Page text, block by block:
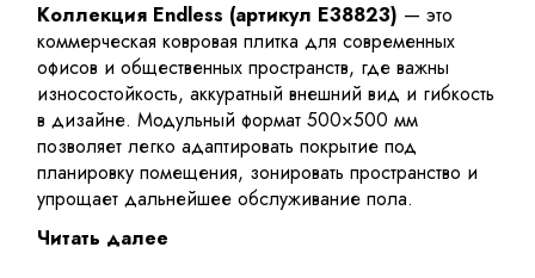
Коллекция Endless (артикул E38823) — это
коммерческая ковровая плитка для современных
офисов и общественных пространств, где важны
износостойкость, аккуратный внешний вид и гибкость
в дизайне. Модульный формат 500×500 мм
позволяет легко адаптировать покрытие под
планировку помещения, зонировать пространство и
упрощает дальнейшее обслуживание пола.
По сравнению с классическим рулонным
Читать далее